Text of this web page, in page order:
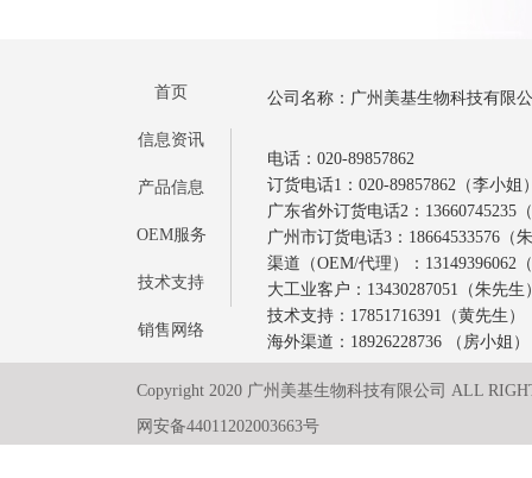
首页
信息资讯
产品信息
OEM服务
技术支持
销售网络
公司名称：广州美基生物科技有限
电话：020-89857862
订货电话1：020-89857862（李小姐
广东省外订货电话2：13660745235
广州市订货电话3：18664533576（
渠道（OEM/代理）：13149396062
大工业客户：13430287051（朱先生
技术支持：17851716391（黄先生）
海外渠道：18926228736 （房小姐）
Copyright 2020 广州美基生物科技有限公司 ALL
网安备44011202003663号